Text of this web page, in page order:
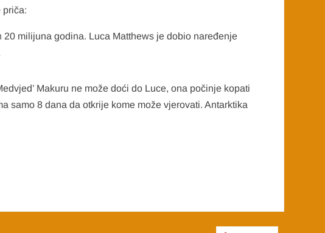
priča:
milijuna godina. Luca Matthews je dobio naređenje
Makuru ne može doći do Luce, ona počinje kopati
samo 8 dana da otkrije kome može vjerovati. Antarktika